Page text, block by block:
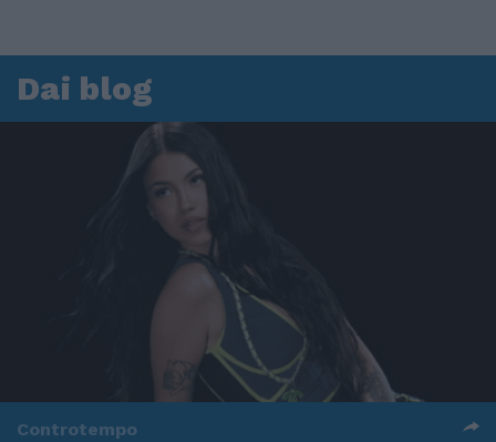
Dai blog
Controtempo